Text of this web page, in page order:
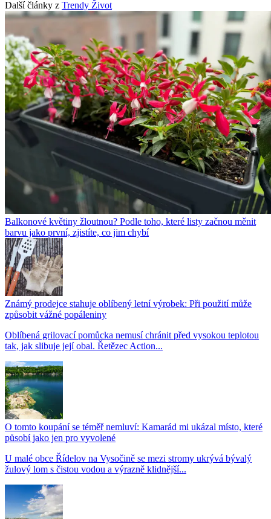
Další články z Trendy Život
Balkonové květiny žloutnou? Podle toho, které listy začnou měnit
barvu jako první, zjistíte, co jim chybí
Známý prodejce stahuje oblíbený letní výrobek: Při použití může
způsobit vážné popáleniny
Oblíbená grilovací pomůcka nemusí chránit před vysokou teplotou
tak, jak slibuje její obal. Řetězec Action...
O tomto koupání se téměř nemluví: Kamarád mi ukázal místo, které
působí jako jen pro vyvolené
U malé obce Řídelov na Vysočině se mezi stromy ukrývá bývalý
žulový lom s čistou vodou a výrazně klidnější...